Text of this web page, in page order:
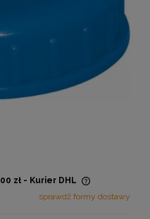
zł - Kurier DHL
kosztów płatności
sprawdź formy dostawy